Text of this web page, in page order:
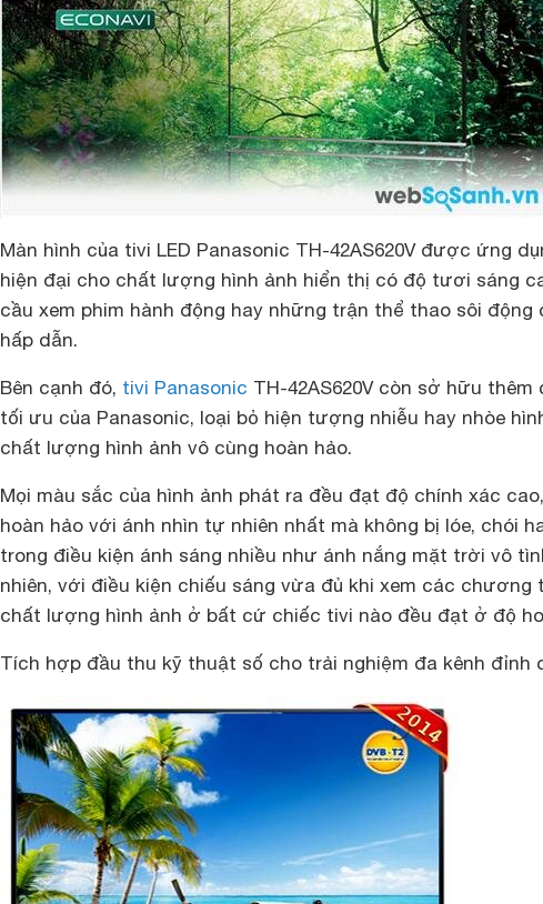
Màn hình của tivi LED Panasonic TH-42AS620V được ứng
hiện đại cho chất lượng hình ảnh hiển thị có độ tươi sáng
cầu xem phim hành động hay những trận thể thao sôi động
hấp dẫn.
Bên cạnh đó, tivi Panasonic TH-42AS620V còn sở hữu
tối ưu của Panasonic, loại bỏ hiện tượng nhiễu hay nhòe
chất lượng hình ảnh vô cùng hoàn hảo.
Mọi màu sắc của hình ảnh phát ra đều đạt độ chính xác
hoàn hảo với ánh nhìn tự nhiên nhất mà không bị lóe, chói
trong điều kiện ánh sáng nhiều như ánh nắng mặt trời vô
nhiên, với điều kiện chiếu sáng vừa đủ khi xem các chương
chất lượng hình ảnh ở bất cứ chiếc tivi nào đều đạt ở độ
Tích hợp đầu thu kỹ thuật số cho trải nghiệm đa kênh đỉnh